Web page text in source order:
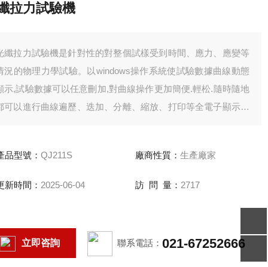
拉力試驗機
纖拉力試驗機是針對性的對整個試樣受到時間、應力、應變等
況的物理力學試驗。以windows操作系統使試驗數據曲線動態
示,試驗數據可以任意刪加,對曲線操作更加簡便.輕松.隨時隨地
可以進行曲線遍歷、迭加、分離、縮放、打印等全電子顯示監
破、低調疲勞等多項力學試驗。
品型號： QJ211S 廠商性質： 生產廠家
新時間： 2025-06-04 訪 問 量： 2717
立即咨詢 聯系電話： 021-67252666